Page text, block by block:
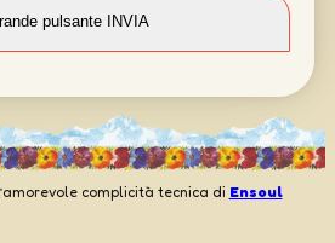
complicità tecnica di Ensoul